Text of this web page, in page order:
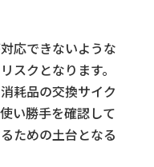
応できないような
スクとなります。
耗品の交換サイク
い勝手を確認して
ための土台となる